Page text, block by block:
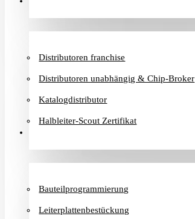
Distributoren franchise
Distributoren unabhängig & Chip-Broker
Katalogdistributor
Halbleiter-Scout Zertifikat
Bauteilprogrammierung
Leiterplattenbestückung